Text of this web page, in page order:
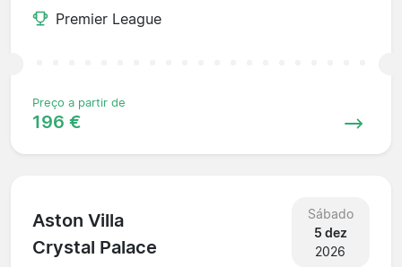
Premier League
Preço a partir de
196 €
Aston Villa
Crystal Palace
Sábado
5 dez
2026